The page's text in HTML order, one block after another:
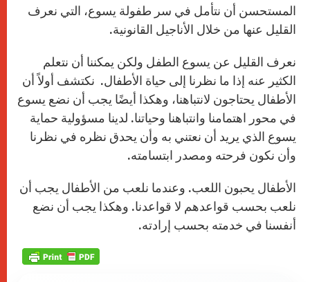
المستحسن أن نتأمل في سر طفولة يسوع، التي نعرف
القليل عنها من خلال الأناجيل القانونية.
نعرف القليل عن يسوع الطفل ولكن يمكننا أن نتعلم
الكثير عنه إذا ما نظرنا إلى حياة الأطفال. نكتشف أولاً أن
الأطفال يحتاجون لانتباهنا، وهكذا أيضًا يجب أن نضع يسوع
في محور اهتمامنا وانتباهنا وحياتنا. لدينا مسؤولية حماية
يسوع الذي يريد أن نعتني به وأن يحدق نظره في نظرنا
وأن نكون فرحته ومصدر ابتسامته.
الأطفال يحبون اللعب. وعندما نلعب من الأطفال يجب أن
نلعب بحسب قواعدهم لا قواعدنا. وهكذا يجب أن نضع
أنفسنا في خدمته بحسب إرادته.